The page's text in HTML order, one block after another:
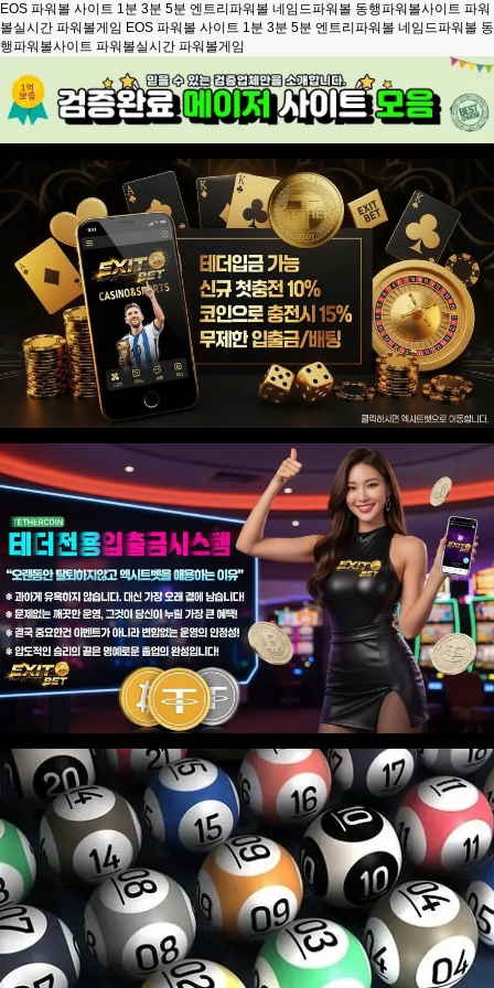
EOS 파워볼 사이트 1분 3분 5분 엔트리파워볼 네임드파워볼 동행파워볼사이트 파워
볼실시간 파워볼게임 EOS 파워볼 사이트 1분 3분 5분 엔트리파워볼 네임드파워볼 동
행파워볼사이트 파워볼실시간 파워볼게임